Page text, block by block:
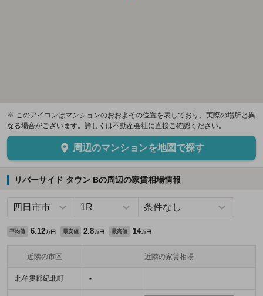
※ このアイコンはマンションのおおよその位置を表しており、実際の場所と異
なる場合がございます。詳しくは不動産会社に直接ご確認ください。
周辺のマンションを地図で探す
リバーサイド タウン Bの周辺の家賃相場情報
平均値 6.12万円 最安値 2.8万円 最高値 14万円
近隣の市区 近隣の家賃相場
北牟婁郡紀北町 -